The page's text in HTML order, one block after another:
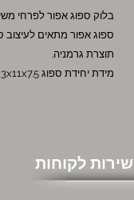
בלוק ספוג אפור לפרחי
ספוג אפור מתאים לעיצוב
תוצרת גרמניה.
מידת יחידת ספוג 23x11x7.5 ס"מ
שירות לקוחות